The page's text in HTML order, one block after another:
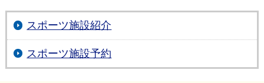
スポーツ施設紹介
スポーツ施設予約